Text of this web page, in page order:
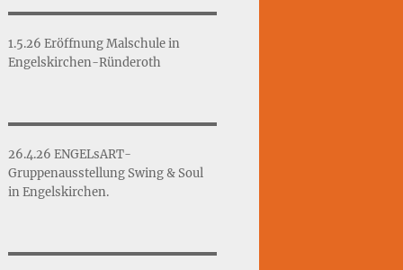
1.5.26 Eröffnung Malschule in
Engelskirchen-Ründeroth
26.4.26 ENGELsART-
Gruppenausstellung Swing & Soul
in Engelskirchen.